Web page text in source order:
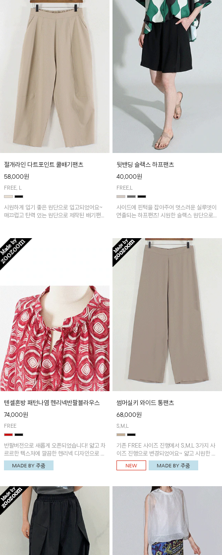
절개라인 다트포인트 쿨배기팬츠
58,000원
FREE, L
시원하게 입기 좋은 원단으로 입고되었어요~
매끄럽고 탄력 있는 원단으로 제작된 배기팬츠
뒷밴딩 슬랙스 하프팬츠
40,000원
FREE,L
사이드에 핀턱을 잡아주어 멋스러운 실루엣이
연출되는 하프팬츠! 시원한 슬랙스 원단으로
텐셀혼방 패턴나염 헨리넥반팔블라우스
74,000원
FREE
반팔버전으로 새롭게 오픈되었습니다! 얇고 차
르르한 텍스처에 깔끔한 헨리넥 디자인으로 제
작된 블라우스예요~볼륨감있는 소매 셔링과
세련된 나염패턴으로 유니크한 매력 UP!
썸머실키 와이드 통팬츠
68,000원
S,M,L
기존 FREE 사이즈 진행에서 S,M,L 3가지 사
이즈 진행으로 변경되었어요~ 얇고 시원한 원
단으로 제작된 와이드팬츠! 베이직한 디자인으
로 코디 활용도가 높은 아이템이에요~